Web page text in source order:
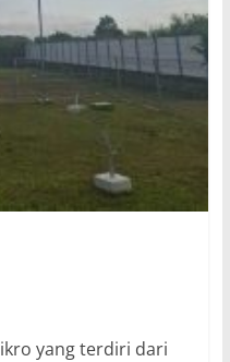
yang terdiri dari